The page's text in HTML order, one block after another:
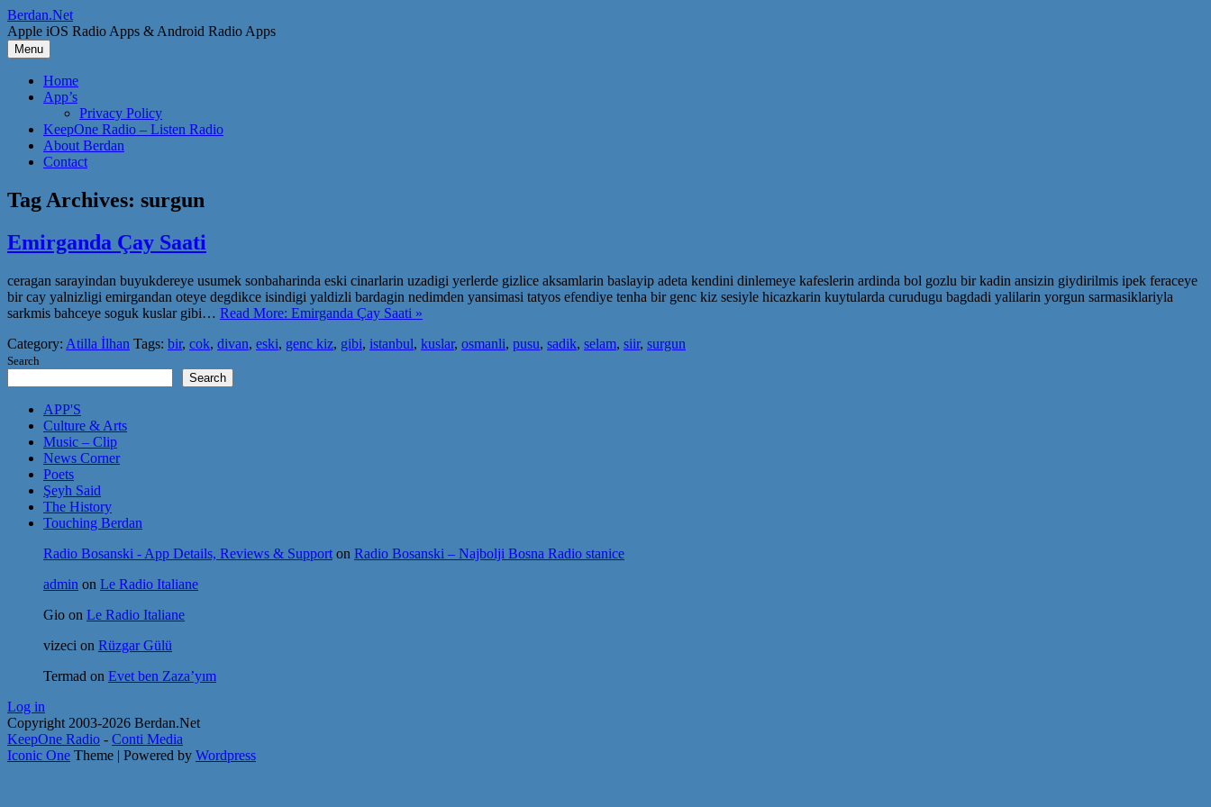
Skip
to
content
Berdan.Net
Apple iOS Radio Apps & Android Radio Apps
Menu
Home
App’s
Privacy Policy
KeepOne Radio – Listen Radio
About Berdan
Contact
Tag Archives: surgun
Emirganda Çay Saati
ceragan sarayindan buyukdereye usumek sonbaharinda eski cinarlarin uzadigi yerlerde gizlice aksamlarin baslayip adeta kendini dinlemeye kafeslerin ardinda bol gozlu bir kadin ansizin giydirilmis ipek feraceye
bir cay yalnizligi emirgandan oteye degdikce isindigi yaldizli bardagin nedimden yansimasi tatyos efendiye tenha bir genc kiz sesiyle hicazkarin kuytularda curudugu bagdadi yalilarin yorgun sarmasiklariyla
sarkmis bahceye soguk kuslar gibi… Read More: Emirganda Çay Saati »
Category: Atilla İlhan Tags: bir, cok, divan, eski, genc kiz, gibi, istanbul, kuslar, osmanli, pusu, sadik, selam, siir, surgun
Search
Search
APP'S
Culture & Arts
Music – Clip
News Corner
Poets
Şeyh Said
The History
Touching Berdan
Radio Bosanski - App Details, Reviews & Support on Radio Bosanski – Najbolji Bosna Radio stanice
admin on Le Radio Italiane
Gio on Le Radio Italiane
vizeci on Rüzgar Gülü
Termad on Evet ben Zaza’yım
Log in
Copyright 2003-2026 Berdan.Net
KeepOne Radio - Conti Media
Iconic One Theme | Powered by Wordpress